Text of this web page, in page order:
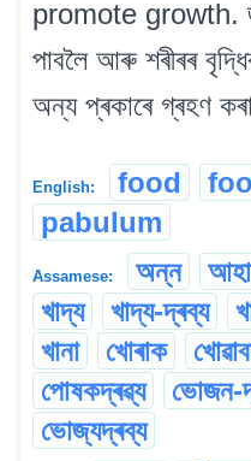
promote growth.
পাবলৈ আৰু শৰীৰৰ
অন্য প্ৰকাৰে গ্ৰহণ
English: food
pabulum
Assamese: অন্ন
খাদ্য
খাদ্য-দ্ৰব্য
খানা
খোৰাক
পোষকদ্ৰৱ্য
ভোজন-
ভোজ্যদ্ৰব্য